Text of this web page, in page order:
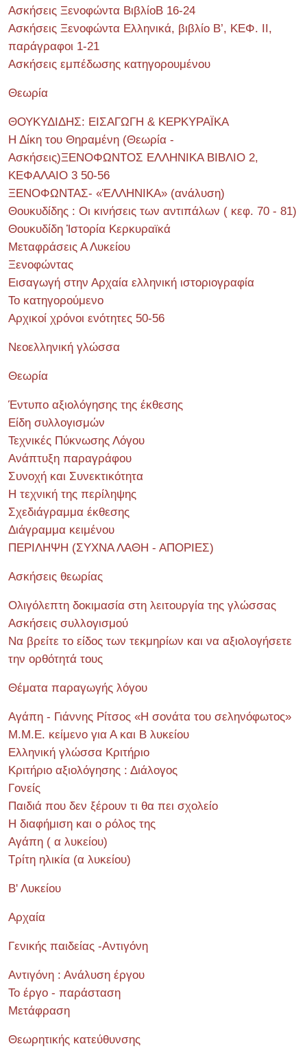
Ασκήσεις Ξενοφώντα ΒιβλίοΒ 16-24
Ασκήσεις Ξενοφώντα Ελληνικά, βιβλίο Β’, ΚΕΦ. II,
παράγραφοι 1-21
Ασκήσεις εμπέδωσης κατηγορουμένου
Θεωρία
ΘΟΥΚΥΔΙΔΗΣ: ΕΙΣΑΓΩΓΗ & ΚΕΡΚΥΡΑΪΚΑ
Η Δίκη του Θηραμένη (Θεωρία -
Ασκήσεις)ΞΕΝΟΦΩΝΤΟΣ ΕΛΛΗΝΙΚΑ ΒΙΒΛΙΟ 2,
ΚΕΦΑΛΑΙΟ 3 50-56
ΞΕΝΟΦΩΝΤΑΣ- «ἙΛΛΗΝΙΚΑ» (ανάλυση)
Θουκυδίδης : Οι κινήσεις των αντιπάλων ( κεφ. 70 - 81)
Θουκυδίδη Ἱστορία Κερκυραϊκά
Μεταφράσεις Α Λυκείου
Ξενοφώντας
Εισαγωγή στην Αρχαία ελληνική ιστοριογραφία
Το κατηγορούμενο
Αρχικοί χρόνοι ενότητες 50-56
Νεοελληνική γλώσσα
Θεωρία
Έντυπο αξιολόγησης της έκθεσης
Είδη συλλογισμών
Τεχνικές Πύκνωσης Λόγου
Ανάπτυξη παραγράφου
Συνοχή και Συνεκτικότητα
Η τεχνική της περίληψης
Σχεδιάγραμμα έκθεσης
Διάγραμμα κειμένου
ΠΕΡΙΛΗΨΗ (ΣΥΧΝΑ ΛΑΘΗ - ΑΠΟΡΙΕΣ)
Ασκήσεις θεωρίας
Ολιγόλεπτη δοκιμασία στη λειτουργία της γλώσσας
Ασκήσεις συλλογισμού
Να βρείτε το είδος των τεκμηρίων και να αξιολογήσετε
την ορθότητά τους
Θέματα παραγωγής λόγου
Αγάπη - Γιάννης Ρίτσος «Η σονάτα του σεληνόφωτος»
Μ.Μ.Ε. κείμενο για Α και Β λυκείου
Ελληνική γλώσσα Κριτήριο
Κριτήριο αξιολόγησης : Διάλογος
Γονείς
Παιδιά που δεν ξέρουν τι θα πει σχολείο
Η διαφήμιση και ο ρόλος της
Αγάπη ( α λυκείου)
Τρίτη ηλικία (α λυκείου)
Β' Λυκείου
Αρχαία
Γενικής παιδείας -Αντιγόνη
Αντιγόνη : Ανάλυση έργου
Το έργο - παράσταση
Μετάφραση
Θεωρητικής κατεύθυνσης